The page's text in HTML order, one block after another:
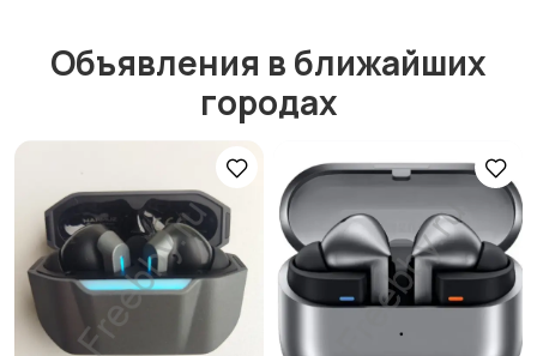
цифровое ТВ
ресиверы
Микрофоны
Аксессуары
Объявления в ближайших
городах